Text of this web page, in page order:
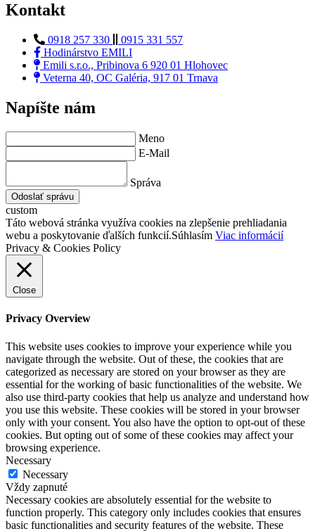
Kontakt
0918 257 330
0915 331 557
Hodinárstvo EMILI
Emili s.r.o., Pribinova 6 920 01 Hlohovec
Veterna 40, OC Galéria, 917 01 Trnava
Napíšte nám
Meno
E-Mail
Správa
Odoslať správu
custom
Táto webová stránka využíva cookies na zlepšenie prehliadania
webu a poskytovanie ďalších funkcií.Súhlasím Viac informácií
Privacy & Cookies Policy
Close
Privacy Overview
This website uses cookies to improve your experience while you
navigate through the website. Out of these, the cookies that are
categorized as necessary are stored on your browser as they are
essential for the working of basic functionalities of the website. We
also use third-party cookies that help us analyze and understand how
you use this website. These cookies will be stored in your browser
only with your consent. You also have the option to opt-out of these
cookies. But opting out of some of these cookies may affect your
browsing experience.
Necessary
Necessary
Vždy zapnuté
Necessary cookies are absolutely essential for the website to
function properly. This category only includes cookies that ensures
basic functionalities and security features of the website. These